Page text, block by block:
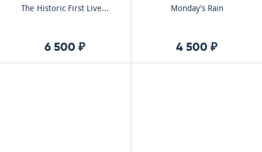
The Historic First Live...
6 500 ₽
Monday's Rain
4 500 ₽